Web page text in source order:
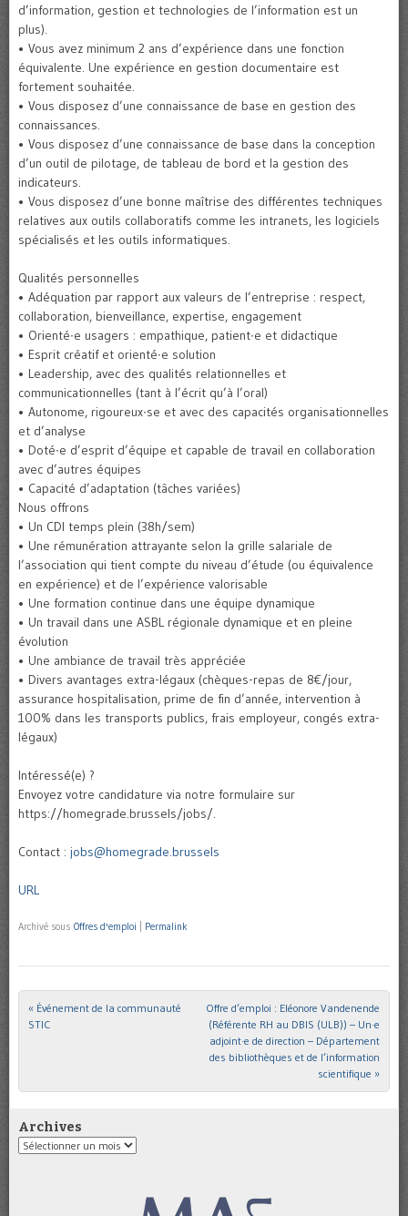
d’information, gestion et technologies de l’information est un
plus).
• Vous avez minimum 2 ans d’expérience dans une fonction
équivalente. Une expérience en gestion documentaire est
fortement souhaitée.
• Vous disposez d’une connaissance de base en gestion des
connaissances.
• Vous disposez d’une connaissance de base dans la conception
d’un outil de pilotage, de tableau de bord et la gestion des
indicateurs.
• Vous disposez d’une bonne maîtrise des différentes techniques
relatives aux outils collaboratifs comme les intranets, les logiciels
spécialisés et les outils informatiques.
Qualités personnelles
• Adéquation par rapport aux valeurs de l’entreprise : respect,
collaboration, bienveillance, expertise, engagement
• Orienté∙e usagers : empathique, patient∙e et didactique
• Esprit créatif et orienté∙e solution
• Leadership, avec des qualités relationnelles et
communicationnelles (tant à l’écrit qu’à l’oral)
• Autonome, rigoureux∙se et avec des capacités organisationnelles
et d’analyse
• Doté∙e d’esprit d’équipe et capable de travail en collaboration
avec d’autres équipes
• Capacité d’adaptation (tâches variées)
Nous offrons
• Un CDI temps plein (38h/sem)
• Une rémunération attrayante selon la grille salariale de
l’association qui tient compte du niveau d’étude (ou équivalence
en expérience) et de l’expérience valorisable
• Une formation continue dans une équipe dynamique
• Un travail dans une ASBL régionale dynamique et en pleine
évolution
• Une ambiance de travail très appréciée
• Divers avantages extra-légaux (chèques-repas de 8€/jour,
assurance hospitalisation, prime de fin d’année, intervention à
100% dans les transports publics, frais employeur, congés extra-
légaux)
Intéressé(e) ?
Envoyez votre candidature via notre formulaire sur
https://homegrade.brussels/jobs/.
Contact : jobs@homegrade.brussels
URL
Archivé sous Offres d'emploi Permalink
Post navigation
« Événement de la communauté
STIC
Offre d’emploi : Eléonore Vandenende
(Référente RH au DBIS (ULB)) – Un·e
adjoint·e de direction – Département
des bibliothèques et de l’information
scientifique »
Archives
Archives